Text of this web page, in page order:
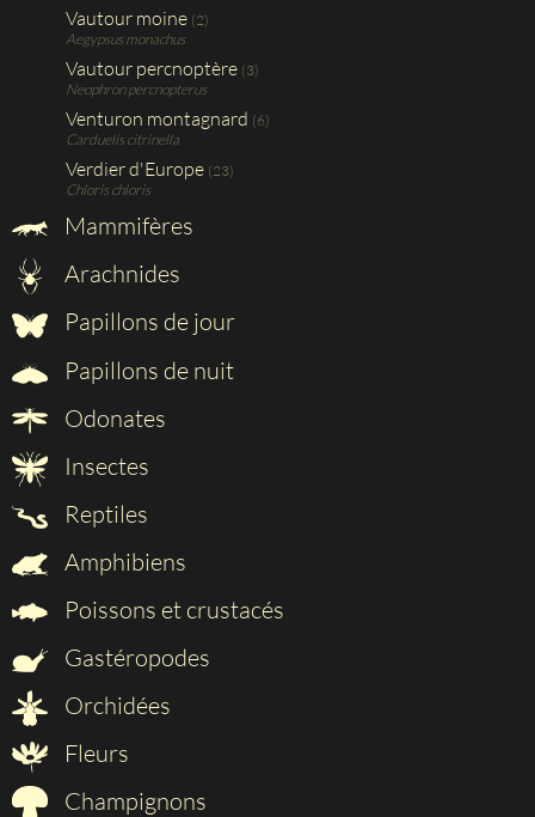
Vautour moine (2)
Aegypsus monachus
Vautour percnoptère (3)
Neophron percnopterus
Venturon montagnard (6)
Carduelis citrinella
Verdier d'Europe (23)
Chloris chloris
Mammifères
Arachnides
Papillons de jour
Papillons de nuit
Odonates
Insectes
Reptiles
Amphibiens
Poissons et crustacés
Gastéropodes
Orchidées
Fleurs
Champignons